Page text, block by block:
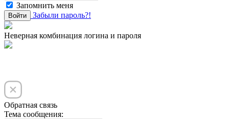
Запомнить меня
Войти Забыли пароль?!
Неверная комбинация логина и пароля
Обратная связь
Тема сообщения: